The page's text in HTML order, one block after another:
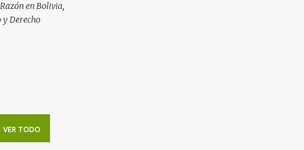
en Bolivia,
Derecho
VER TODO